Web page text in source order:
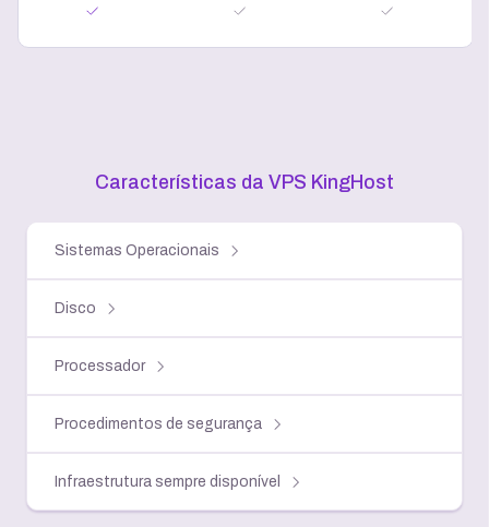
Características da VPS KingHost
Sistemas Operacionais
Disco
Processador
Procedimentos de segurança
Infraestrutura sempre disponível